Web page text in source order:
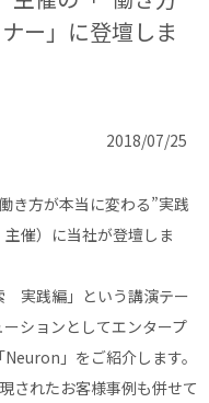
ー」に登壇しま
2018/07/25
き方が本当に変わる”実践
催）に当社が登壇しま
実践編」という講演テー
ションとしてエンタープ
」をご紹介します。
されたお客様事例も併せて